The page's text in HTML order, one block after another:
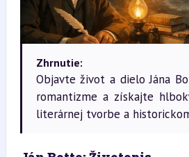
Zhrnutie:
Objavte život a dielo Jána
romantizme a získajte
literárnej tvorbe a